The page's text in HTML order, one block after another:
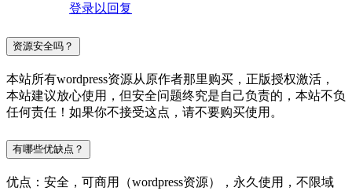
登录以回复
资源安全吗？
本站所有wordpress资源从原作者那里购买，正版授权激活，
本站建议放心使用，但安全问题终究是自己负责的，本站不负
任何责任！如果你不接受这点，请不要购买使用。
有哪些优缺点？
优点：安全，可商用（wordpress资源），永久使用，不限域